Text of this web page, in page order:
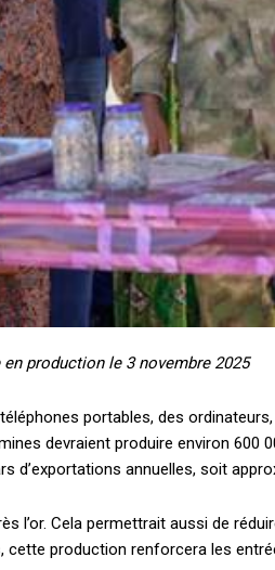
production le 3 novembre 2025
portables, des
devraient produire environ 600
annuelles, soit
Cela permettrait aussi de
cette production renforcera les